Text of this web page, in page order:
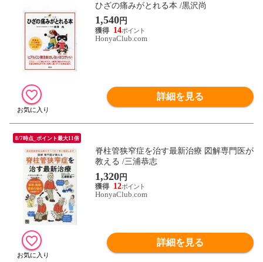
ひざの痛みがとれる本 /黒沢尚
1,540円
14
HonyaClub.com
詳細を見る
8/7時点_ポイント最大11倍
脊柱管狭窄症を治す最新治療 図解専門医が
教える /三浦恭志
1,320円
12
HonyaClub.com
詳細を見る